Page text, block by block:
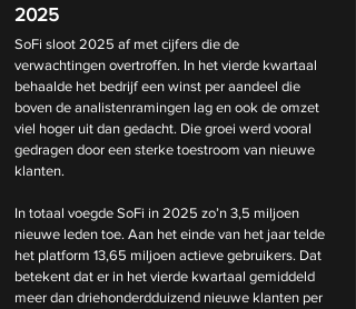
2025
SoFi sloot 2025 af met cijfers die de
verwachtingen overtroffen. In het vierde kwartaal
behaalde het bedrijf een winst per aandeel die
boven de analistenramingen lag en ook de omzet
viel hoger uit dan gedacht. Die groei werd vooral
gedragen door een sterke toestroom van nieuwe
klanten.
In totaal voegde SoFi in 2025 zo’n 3,5 miljoen
nieuwe leden toe. Aan het einde van het jaar telde
het platform 13,65 miljoen actieve gebruikers. Dat
betekent dat er in het vierde kwartaal gemiddeld
meer dan driehonderdduizend nieuwe klanten per